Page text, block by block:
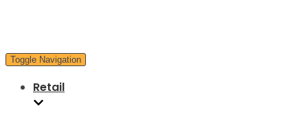
Toggle Navigation
Retail